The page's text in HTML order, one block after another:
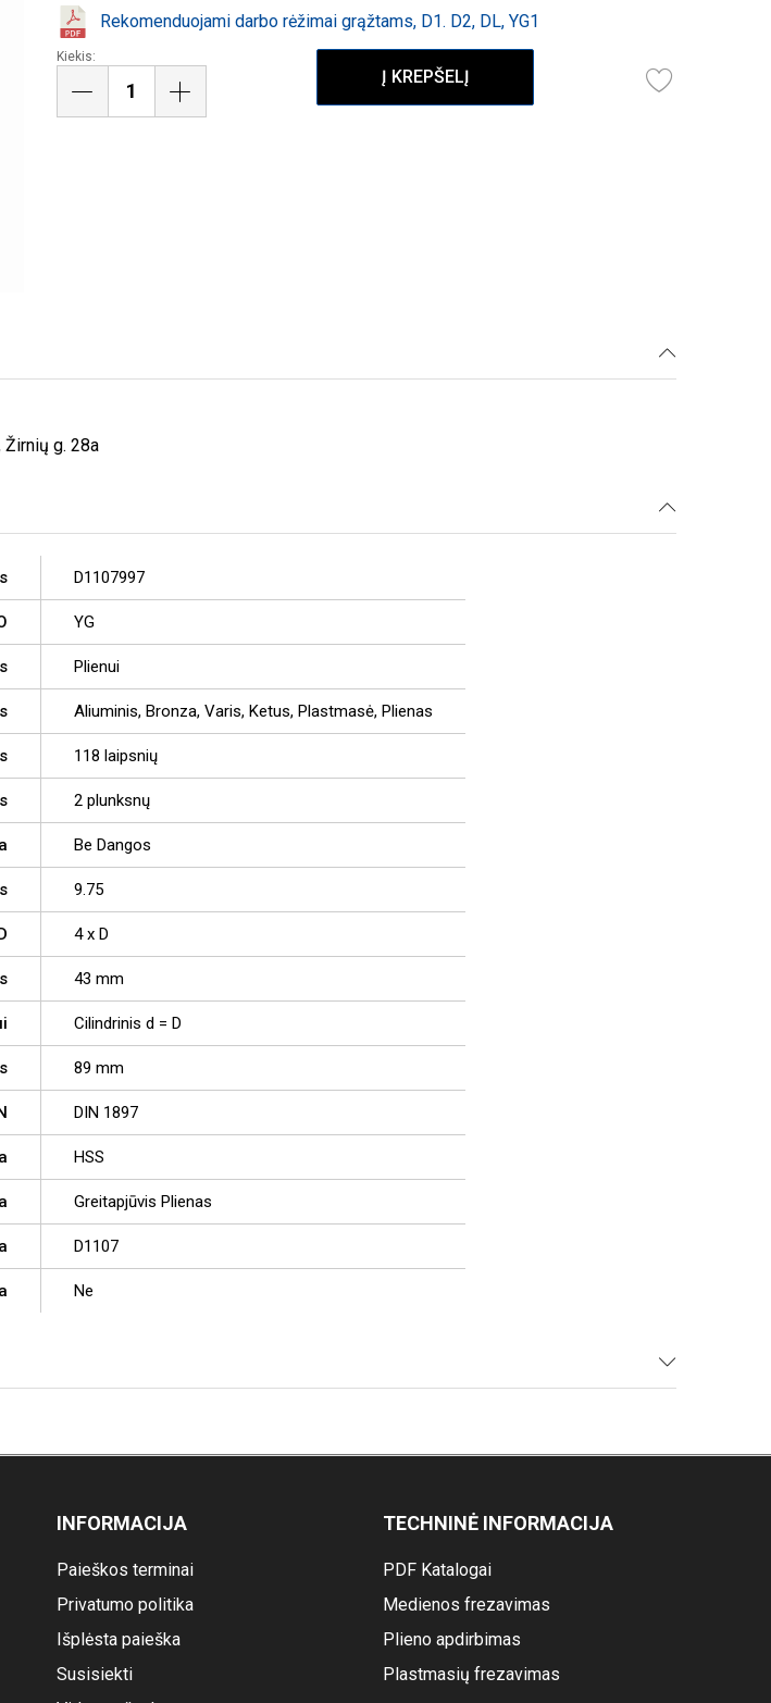
Rekomenduojami darbo rėžimai grąžtams, D1. D2, DL, YG1
Kiekis:
Į KREPŠELĮ
g. 28a
D1107997
YG
Plienui
Aliuminis, Bronza, Varis, Ketus, Plastmasė, Plienas
118 laipsnių
2 plunksnų
Be Dangos
9.75
4 x D
43 mm
Cilindrinis d = D
89 mm
DIN 1897
HSS
Greitapjūvis Plienas
D1107
Ne
INFORMACIJA
Paieškos terminai
Privatumo politika
Išplėsta paieška
Susisiekti
TECHNINĖ INFORMACIJA
PDF Katalogai
Medienos frezavimas
Plieno apdirbimas
Plastmasių frezavimas